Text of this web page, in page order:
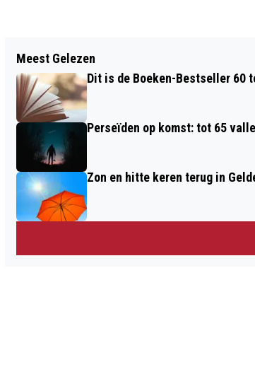
NS EN ARRIVA ZETTEN EXTRA
IN ROND NIJMEEGSE
Meest Gelezen
Dit is de Boeken-Bestseller 60
Perseïden op komst: tot 65
Zon en hitte keren terug in